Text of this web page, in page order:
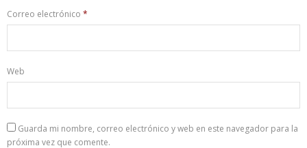
Correo electrónico *
Web
Guarda mi nombre, correo electrónico y web en este navegador para la
próxima vez que comente.